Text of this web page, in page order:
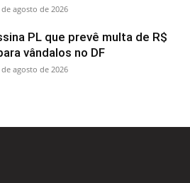
de agosto de 2026
PL que prevê multa de R$
vândalos no DF
de agosto de 2026